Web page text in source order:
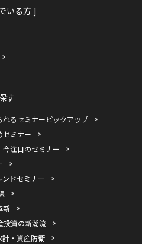
いる方 ]
す
るセミナーピックアップ
セミナー
今注目のセミナー
ドセミナー
新
投資の新潮流
計・資産防衛